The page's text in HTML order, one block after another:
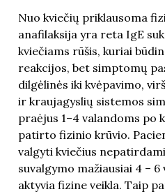
Nuo kviečių priklausoma
anafilaksija yra reta IgE
kviečiams rūšis, kuriai
reakcijos, bet simptomų
dilgėlinės iki kvėpavimo,
ir kraujagyslių sistemos
praėjus 1–4 valandoms po
patirto fizinio krūvio.
valgyti kviečius
suvalgymo mažiausiai 4 –
aktyvia fizine veikla. Taip